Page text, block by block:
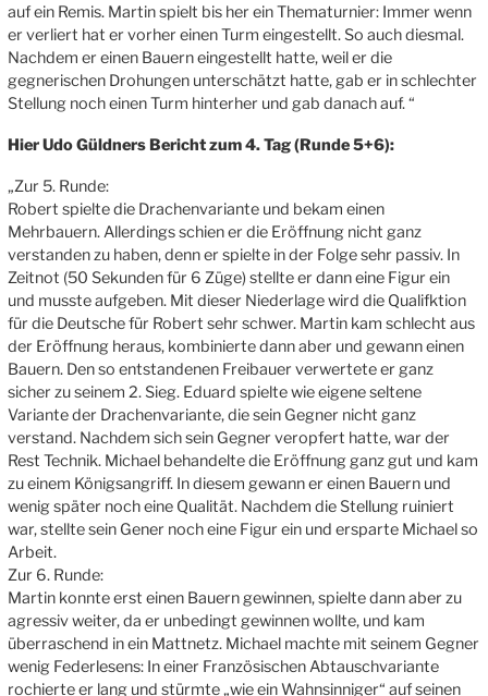
auf ein Remis. Martin spielt bis her ein Thematurnier: Immer wenn
er verliert hat er vorher einen Turm eingestellt. So auch diesmal.
Nachdem er einen Bauern eingestellt hatte, weil er die
gegnerischen Drohungen unterschätzt hatte, gab er in schlechter
Stellung noch einen Turm hinterher und gab danach auf. “
Hier Udo Güldners Bericht zum 4. Tag (Runde 5+6):
„Zur 5. Runde:
Robert spielte die Drachenvariante und bekam einen
Mehrbauern. Allerdings schien er die Eröffnung nicht ganz
verstanden zu haben, denn er spielte in der Folge sehr passiv. In
Zeitnot (50 Sekunden für 6 Züge) stellte er dann eine Figur ein
und musste aufgeben. Mit dieser Niederlage wird die Qualifktion
für die Deutsche für Robert sehr schwer. Martin kam schlecht aus
der Eröffnung heraus, kombinierte dann aber und gewann einen
Bauern. Den so entstandenen Freibauer verwertete er ganz
sicher zu seinem 2. Sieg. Eduard spielte wie eigene seltene
Variante der Drachenvariante, die sein Gegner nicht ganz
verstand. Nachdem sich sein Gegner veropfert hatte, war der
Rest Technik. Michael behandelte die Eröffnung ganz gut und kam
zu einem Königsangriff. In diesem gewann er einen Bauern und
wenig später noch eine Qualität. Nachdem die Stellung ruiniert
war, stellte sein Gener noch eine Figur ein und ersparte Michael so
Arbeit.
Zur 6. Runde:
Martin konnte erst einen Bauern gewinnen, spielte dann aber zu
agressiv weiter, da er unbedingt gewinnen wollte, und kam
überraschend in ein Mattnetz. Michael machte mit seinem Gegner
wenig Federlesens: In einer Französischen Abtauschvariante
rochierte er lang und stürmte „wie ein Wahnsinniger“ auf seinen